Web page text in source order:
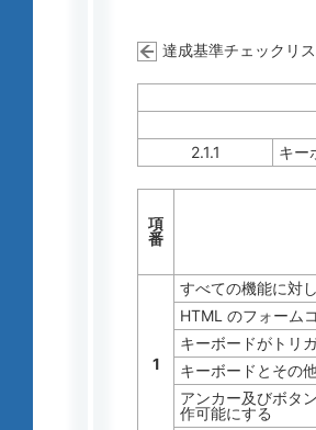
達成基準チェックリ
2.1.1
キー
項
番
1
すべての機能に対
HTML のフォーム
キーボードがトリ
キーボードとその
アンカー及びボタ
作可能にする